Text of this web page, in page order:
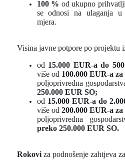
100 % od ukupno
se odnosi na ulaganja u
mjera.
Visina javne potpore po projektu
od 15.000 EUR-a do
više od 100.000 EUR-a
poljoprivredna
250.000 EUR SO;
od 15.000 EUR-a do
više od 200.000 EUR-a
poljoprivredna
preko 250.000 EUR SO.
Rokoviza podnošenje zahtjeva